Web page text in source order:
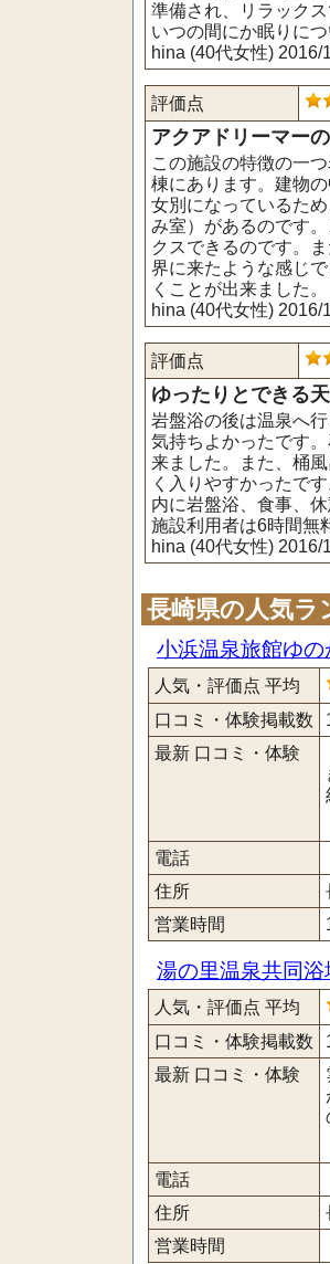
準備され、リラック
いつの間にか眠りにつ
hina (40代女性) 2016/
評価点
アクアドリーマー
この施設の特徴の一
棟にあります。建物
女別になっているた
み室）があるのです
クスできるのです。
界に来たような感じ
くことが出来ました。
hina (40代女性) 2016/
評価点
ゆったりとできる
岩盤浴の後は温泉へ
気持ちよかったです
来ました。また、桶
く入りやすかったで
内に岩盤浴、食事、
施設利用者は6時間無
hina (40代女性) 2016/
長崎県の人気ラ
小浜温泉旅館ゆの
人気・評価点 平均
口コミ・体験掲載数
最新 口コミ・体験
電話
住所
営業時間
湯の里温泉共同浴
人気・評価点 平均
口コミ・体験掲載数
最新 口コミ・体験
電話
住所
営業時間